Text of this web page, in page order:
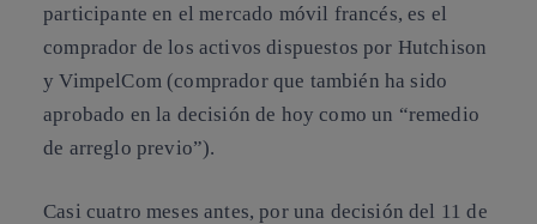
participante en el mercado móvil francés, es el
comprador de los activos dispuestos por Hutchison
y VimpelCom (comprador que también ha sido
aprobado en la decisión de hoy como un “remedio
de arreglo previo”).
Casi cuatro meses antes, por una decisión del 11 de